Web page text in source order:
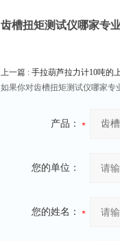
齿槽扭矩测试仪哪家专
上一篇 : 手拉葫芦拉力计10吨的
如果你对齿槽扭矩测试仪哪家专
产品：
您的单位：
您的姓名：